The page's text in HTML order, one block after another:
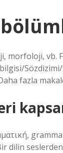
morfoloji,
fazla
dilin